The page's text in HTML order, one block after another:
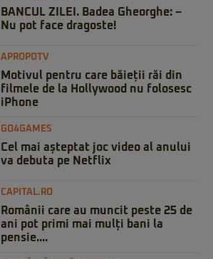
BANCUL ZILEI. Badea Gheorghe: –
Nu pot face dragoste!
APROPOTV
Motivul pentru care băieții răi din
filmele de la Hollywood nu folosesc
iPhone
GO4GAMES
Cel mai așteptat joc video al anului
va debuta pe Netflix
CAPITAL.RO
Românii care au muncit peste 25 de
ani pot primi mai mulți bani la
pensie....